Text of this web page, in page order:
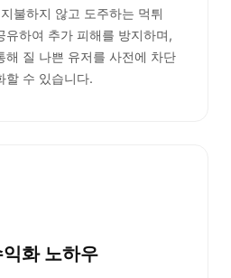
불하지 않고 도주하는 먹튀
유하여 추가 피해를 방지하며,
해 질 나쁜 유저를 사전에 차단
할 수 있습니다.
화 노하우